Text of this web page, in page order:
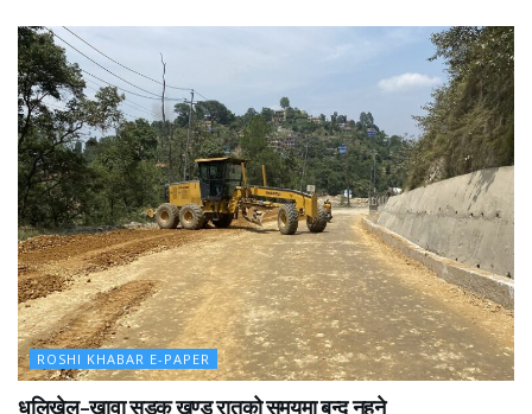
ROSHI KHABAR E-PAPER
धुलिखेल–खावा सडक खण्ड रातको समयमा बन्द नहुने